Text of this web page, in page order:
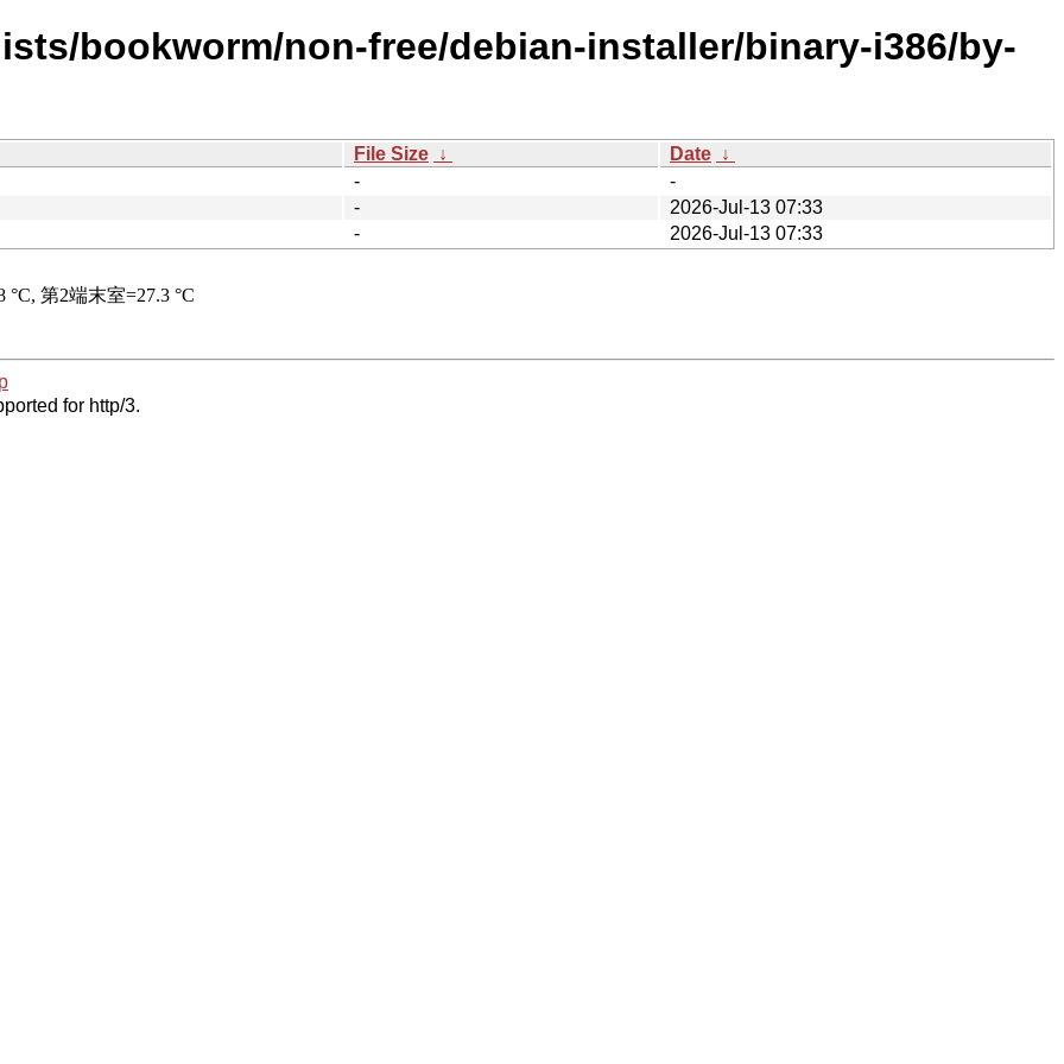
bookworm/non-free/debian-installer/binary-i386/by-
File Size ↓ Date ↓
-
-
-
2026-Jul-13 07:33
-
2026-Jul-13 07:33
for http/3.